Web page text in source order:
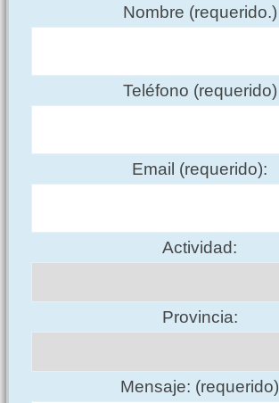
Nombre (requerido.)
Teléfono (requerido)
Email (requerido):
Actividad:
Provincia:
Mensaje: (requerido)